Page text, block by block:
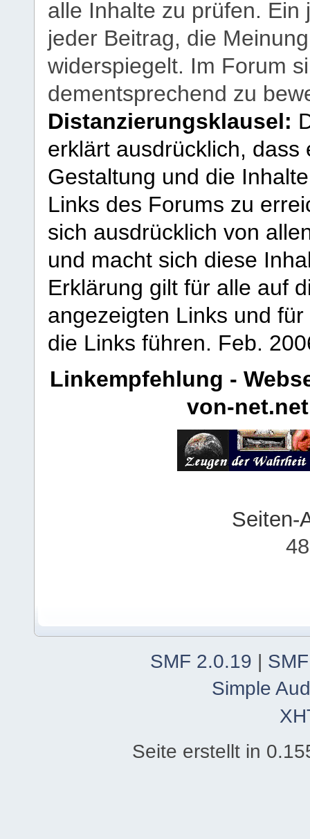
alle Inhalte zu prüfen.
jeder Beitrag, die
widerspiegelt. Im Forum
dementsprechend zu
Distanzierungsklausel:
erklärt ausdrücklich,
Gestaltung und die
Links des Forums zu
sich ausdrücklich von
und macht sich diese
Erklärung gilt für alle auf
angezeigten Links und
die Links führen. Feb.
Linkempfehlung -
von-net.net
Seiten-
SMF 2.0.19
Simple
Seite erstellt in